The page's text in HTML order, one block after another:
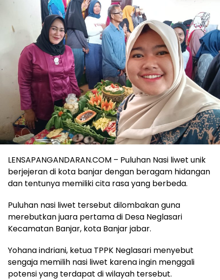
LENSAPANGANDARAN.COM – Puluhan Nasi liwet unik
berjejeran di kota banjar dengan beragam hidangan
dan tentunya memiliki cita rasa yang berbeda.
Puluhan nasi liwet tersebut dilombakan guna
merebutkan juara pertama di Desa Neglasari
Kecamatan Banjar, kota Banjar jabar.
Yohana indriani, ketua TPPK Neglasari menyebut
sengaja memilih nasi liwet karena ingin menggali
potensi yang terdapat di wilayah tersebut.